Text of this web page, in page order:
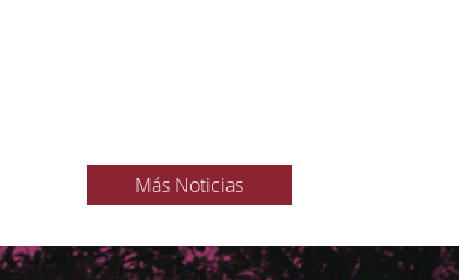
Más Noticias